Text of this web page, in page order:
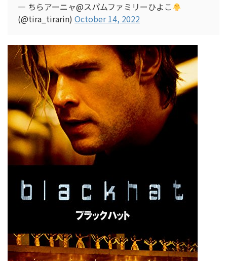
— ちらアーニャ@スパムファミリーひよこ
(@tira_tirarin) October 14, 2022